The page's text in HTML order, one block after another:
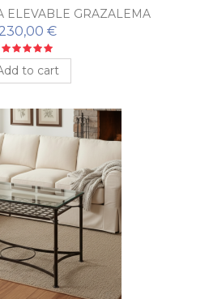
ELEVABLE GRAZALEMA
230,00 €
to cart